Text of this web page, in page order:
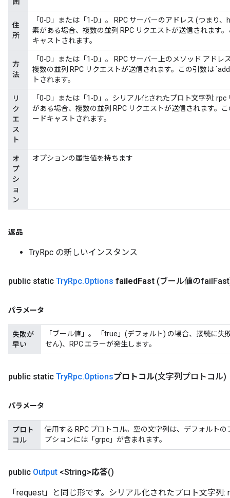
住
所
「0-D」または「1-D」。 RPC サーバーのアドレス (つまり
素がある場合、複数の並列 RPC リクエストが送信されます
キャストされます。
方
法
「0-D」または「1-D」。 RPC サーバー上のメソッド アド
複数の並列 RPC リクエストが送信されます。この引数は
トされます。
リ
ク
エ
ス
ト
「0-D」または「1-D」。シリアル化されたプロト文字列:
がある場合、複数の並列 RPC リクエストが送信されます。
ードキャストされます。
オ
プ
シ
ョ
ン
オプションの属性値を持ちます
返品
TryRpc の新しいインスタンス
public static TryRpc.Options failedFast (ブール値のfail
パラメータ
失敗が
早い
「ブール値」。 「true」(デフォルト) の場合、接続に
せん)、RPC エラーが発生します。
public static TryRpc.Optionsプロトコル(文字列プロトコル)
パラメータ
プロト
コル
使用する RPC プロトコル。空の文字列は、デフォルト
プションには「grpc」が含まれます。
public Output <String>応答()
「request」と同じ形です。シリアル化されたプロト文字列: